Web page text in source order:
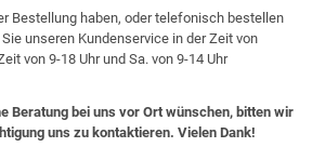
Bestellung haben, oder telefonisch bestellen
unseren Kundenservice in der Zeit von
von 9-18 Uhr und Sa. von 9-14 Uhr
Beratung bei uns vor Ort wünschen, bitten wir
uns zu kontaktieren. Vielen Dank!